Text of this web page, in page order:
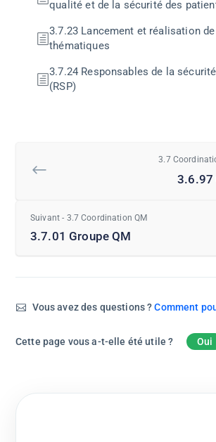
qualité et de la sécurité des
3.7.23 Lancement et réalisation
thématiques
3.7.24 Responsables de la
(RSP)
3.7
3.6.97
Suivant - 3.7 Coordination QM
3.7.01 Groupe QM
Vous avez des questions ?Comment
Cette page vous a-t-elle été utile ? Oui